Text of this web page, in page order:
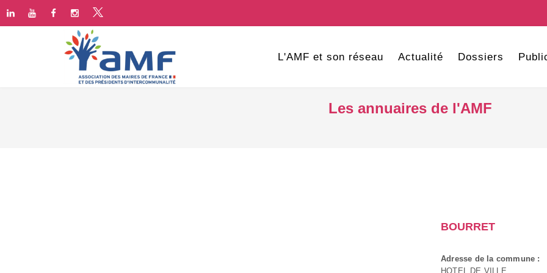
L'AMF et son réseau Actualité Dossiers
Les annuaires de l'AMF
BOURRET
Adresse de la commune :
HOTEL DE VILLE